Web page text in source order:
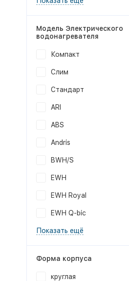
Модель Электрического
водонагревателя
Компакт
Слим
Стандарт
ARI
ABS
Andris
BWH/S
EWH
EWH Royal
EWH Q-bic
Показать ещё
Форма корпуса
круглая